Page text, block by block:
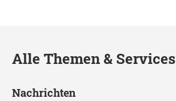
Alle Themen & Services
Nachrichten